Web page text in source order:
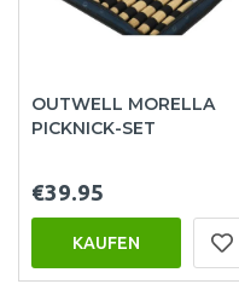
OUTWELL MORELLA
PICKNICK-SET
€39.95
KAUFEN